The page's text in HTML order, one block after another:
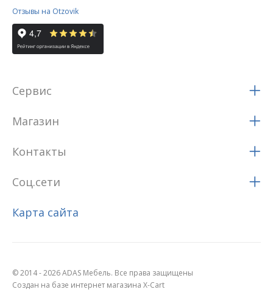
Отзывы на Otzovik
Сервис
Магазин
Контакты
Соц.сети
Карта сайта
© 2014 - 2026 ADAS Мебель. Все права защищены
Создан на базе интернет магазина X-Cart